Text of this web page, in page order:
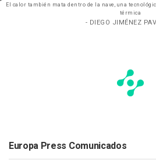
El calor también mata dentro de la nave, una
térmica
- DIEGO JIMÉNEZ
Europa Press Comunicados